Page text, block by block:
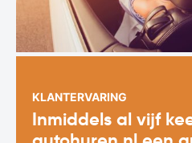
KLANTERVARING
Inmiddels al vijf